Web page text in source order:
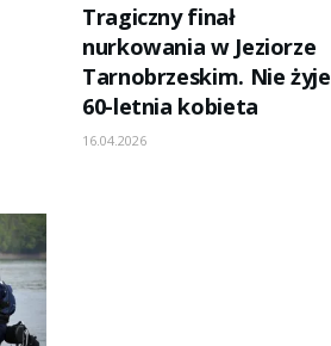
Tragiczny finał
nurkowania w Jeziorze
Tarnobrzeskim. Nie żyje
60-letnia kobieta
16.04.2026